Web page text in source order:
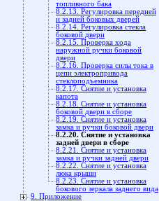
топливного бака
8.2.13. Регулировка передней
и задней боковых дверей
8.2.14. Регулировка стекла
боковой двери
8.2.15. Проверка хода
наружной ручки боковой
двери
8.2.16. Проверка силы тока в
цепи электропривода
стеклоподъемника
8.2.17. Снятие и установка
капота
8.2.18. Снятие и установка
боковой двери в сборе
8.2.19. Снятие и установка
замка и ручки боковой двери
8.2.20. Снятие и установка
задней двери в сборе
8.2.21. Снятие и установка
замка и ручки задней двери
8.2.22. Снятие и установка
люка крыши
8.2.23. Снятие и установка
бокового зеркала заднего вида
9. Приложение